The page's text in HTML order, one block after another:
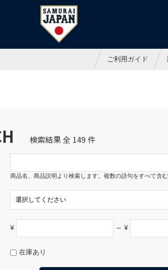
フィシャルオンラインシ
ご利用ガイド
検索結果 全 149 件
商品名、商品説明より検索します。複数の語句をすべて含
¥ ～ ¥
在庫あり